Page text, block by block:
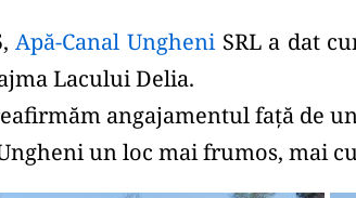
Apă-Canal Ungheni SRL a dat
Lacului Delia.
angajamentul față de
un loc mai frumos, mai